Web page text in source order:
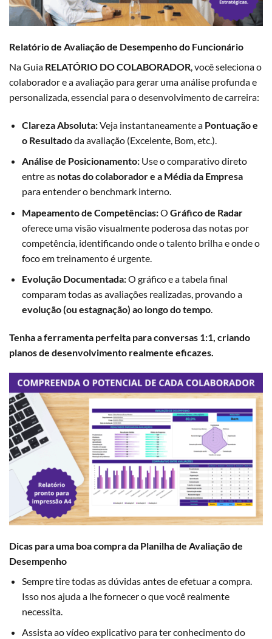
Relatório de Avaliação de Desempenho do Funcionário
Na Guia RELATÓRIO DO COLABORADOR, você seleciona o
colaborador e a avaliação para gerar uma análise profunda e
personalizada, essencial para o desenvolvimento de carreira:
Clareza Absoluta:Veja instantaneamente a Pontuação e
o Resultadoda avaliação (Excelente, Bom, etc.).
Análise de Posicionamento:Use o comparativo direto
entre as notas do colaborador e a Média da Empresa
para entender o benchmark interno.
Mapeamento de Competências:O Gráfico de Radar
oferece uma visão visualmente poderosa das notas por
competência, identificando onde o talento brilha e onde o
foco em treinamento é urgente.
Evolução Documentada:O gráfico e a tabela final
comparam todas as avaliações realizadas, provando a
evolução (ou estagnação) ao longo do tempo.
Tenha a ferramenta perfeita para conversas 1:1, criando
planos de desenvolvimento realmente eficazes.
Dicas para uma boa compra da Planilha de Avaliação de
Desempenho
Sempre tire todas as dúvidas antes de efetuar a compra.
Isso nos ajuda a lhe fornecer o que você realmente
necessita.
Assista ao vídeo explicativo para ter conhecimento do